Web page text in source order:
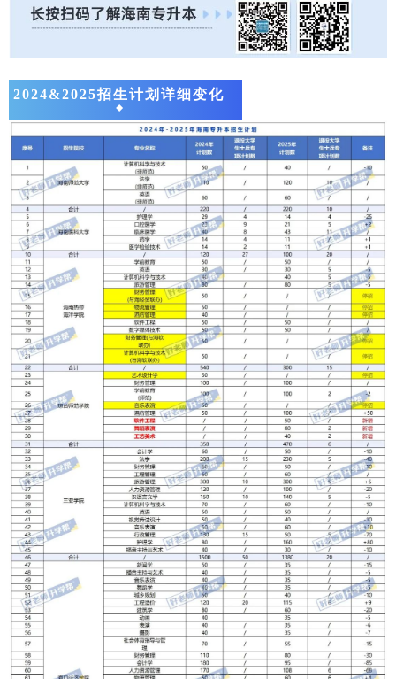
2024&2025招生计划详细变化